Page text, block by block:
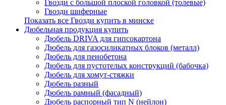
Гвозди с большой плоской головкой (толевые)
Гвозди шиферные
Показать все Гвозди купить в минске
Дюбельная продукция купить
Дюбель DRIVA для гипсокартона
Дюбель для газосиликатных блоков (металл)
Дюбель для пенобетона
Дюбель для пустотелых конструкций (бабочка)
Дюбель для хомут-стяжки
Дюбель разный
Дюбель рамный (фасадный)
Дюбель распорный тип N (нейлон)